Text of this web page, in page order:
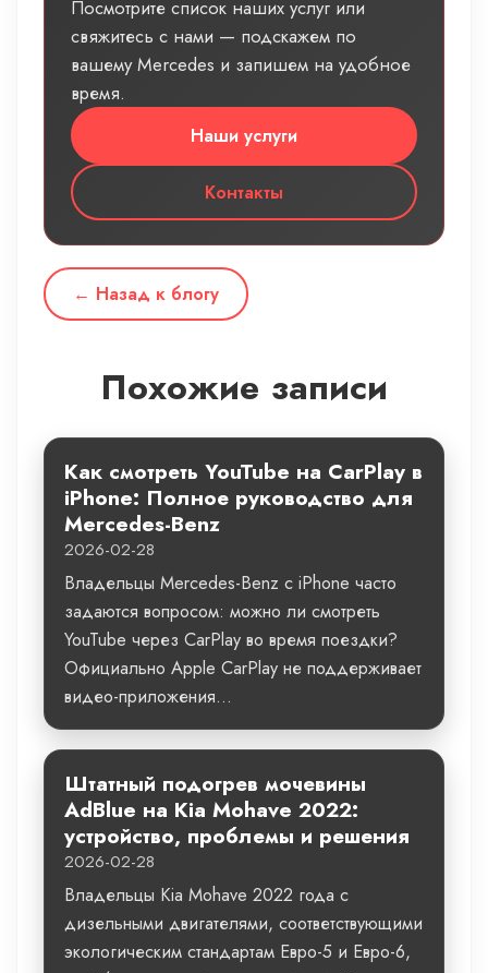
Посмотрите список наших услуг или
свяжитесь с нами — подскажем по
вашему Mercedes и запишем на удобное
время.
Наши услуги
Контакты
← Назад к блогу
Похожие записи
Как смотреть YouTube на CarPlay в
iPhone: Полное руководство для
Mercedes-Benz
2026-02-28
Владельцы Mercedes-Benz с iPhone часто
задаются вопросом: можно ли смотреть
YouTube через CarPlay во время поездки?
Официально Apple CarPlay не поддерживает
видео-приложения...
Штатный подогрев мочевины
AdBlue на Kia Mohave 2022:
устройство, проблемы и решения
2026-02-28
Владельцы Kia Mohave 2022 года с
дизельными двигателями, соответствующими
экологическим стандартам Евро-5 и Евро-6,